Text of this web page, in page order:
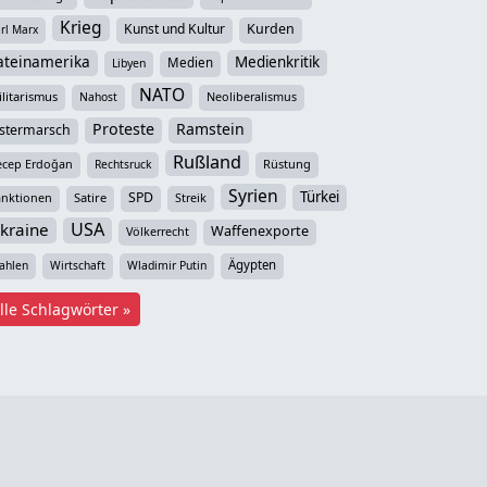
Marx Krieg Kunst und Kultur Kurden
Libyen Medien Medienkritik
Nahost NATO Neoliberalismus
Proteste Ramstein
Erdoğan Rechtsruck Rußland Rüstung
Satire SPD Streik Syrien Türkei
USA Völkerrecht Waffenexporte
Wirtschaft Wladimir Putin Ägypten
Schlagwörter »